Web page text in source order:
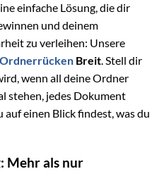
einfache Lösung, die dir
und deinem
zu verleihen: Unsere
Ordnerrücken Breit. Stell dir
wenn all deine Ordner
stehen, jedes Dokument
einen Blick findest, was du
Mehr als nur